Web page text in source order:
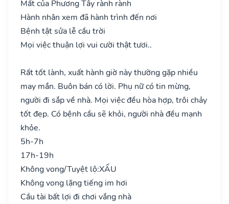
Mất của Phương Tây rành rành
Hành nhân xem đã hành trình đến nơi
Bệnh tật sửa lễ cầu trời
Mọi việc thuận lợi vui cười thật tươi..
Rất tốt lành, xuất hành giờ này thường gặp nhiều
may mắn. Buôn bán có lời. Phụ nữ có tin mừng,
người đi sắp về nhà. Mọi việc đều hòa hợp, trôi chảy
tốt đẹp. Có bệnh cầu sẽ khỏi, người nhà đều mạnh
khỏe.
5h-7h
17h-19h
Không vong/Tuyệt lộ:XẤU
Không vong lặng tiếng im hơi
Cầu tài bất lợi đi chơi vắng nhà